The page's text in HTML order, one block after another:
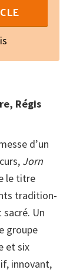
Régis
d’un
Jorn
le titre
tra­di­tion­
Un
groupe
et six
inno­vant,